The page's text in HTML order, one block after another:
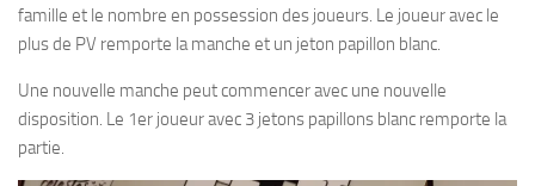
famille et le nombre en possession des joueurs. Le joueur avec le
plus de PV remporte la manche et un jeton papillon blanc.
Une nouvelle manche peut commencer avec une nouvelle
disposition. Le 1er joueur avec 3 jetons papillons blanc remporte la
partie.